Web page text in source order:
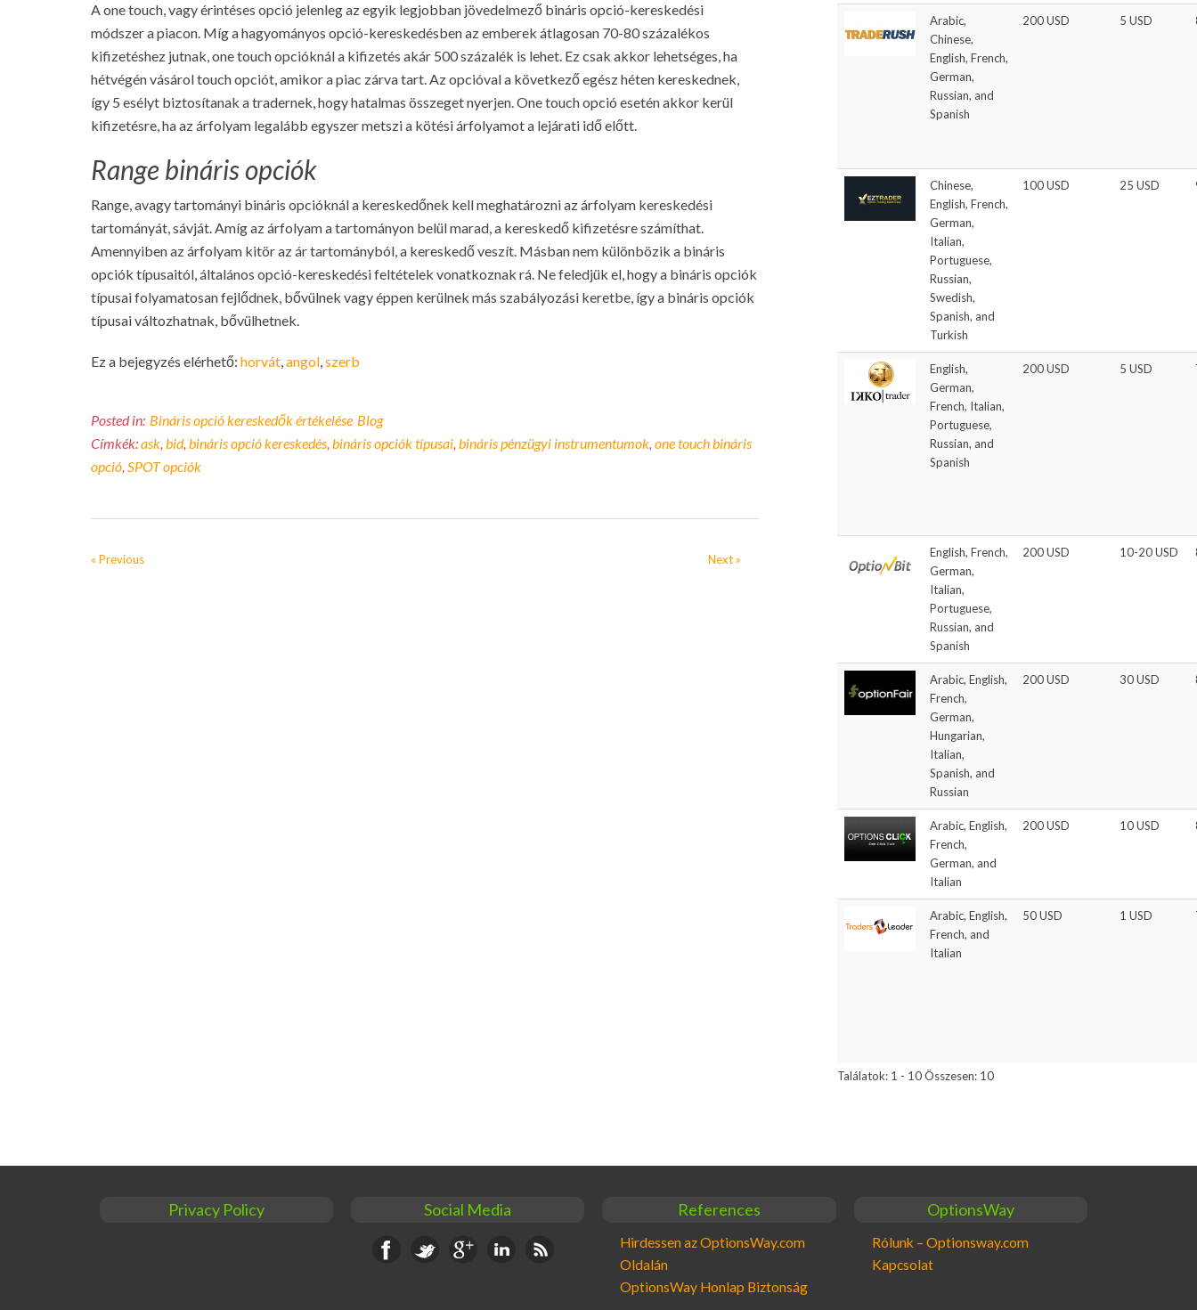
A one touch, vagy érintéses opció jelenleg az egyik legjobban jövedelmező bináris opció-kereskedési
módszer a piacon. Míg a hagyományos opció-kereskedésben az emberek átlagosan 70-80 százalékos
kifizetéshez jutnak, one touch opcióknál a kifizetés akár 500 százalék is lehet. Ez csak akkor lehetséges, ha
hétvégén vásárol touch opciót, amikor a piac zárva tart. Az opcióval a következő egész héten kereskednek,
így 5 esélyt biztosítanak a tradernek, hogy hatalmas összeget nyerjen. One touch opció esetén akkor kerül
kifizetésre, ha az árfolyam legalább egyszer metszi a kötési árfolyamot a lejárati idő előtt.
Range bináris opciók
Range, avagy tartományi bináris opcióknál a kereskedőnek kell meghatározni az árfolyam kereskedési
tartományát, sávját. Amíg az árfolyam a tartományon belül marad, a kereskedő kifizetésre számíthat.
Amennyiben az árfolyam kitör az ár tartományból, a kereskedő veszít. Másban nem különbözik a bináris
opciók típusaitól, általános opció-kereskedési feltételek vonatkoznak rá. Ne feledjük el, hogy a bináris opciók
típusai folyamatosan fejlődnek, bővülnek vagy éppen kerülnek más szabályozási keretbe, így a bináris opciók
típusai változhatnak, bővülhetnek.
Ez a bejegyzés elérhető: horvát angol szerb
Posted in: Bináris opció kereskedők értékelése Blog
Címkék:ask, bid, bináris opció kereskedés, bináris opciók típusai, bináris pénzügyi instrumentumok, one touch bináris
opció, SPOT opciók
« Previous Next »
Arabic,
Chinese,
English, French,
German,
Russian, and
Spanish
200 USD 5 USD
Chinese,
English, French,
German,
Italian,
Portuguese,
Russian,
Swedish,
Spanish, and
Turkish
100 USD 25 USD
English,
German,
French, Italian,
Portuguese,
Russian, and
Spanish
200 USD 5 USD
English, French,
German,
Italian,
Portuguese,
Russian, and
Spanish
200 USD 10-20 USD
Arabic, English,
French,
German,
Hungarian,
Italian,
Spanish, and
Russian
200 USD 30 USD
Arabic, English,
French,
German, and
Italian
200 USD 10 USD
Arabic, English,
French, and
Italian
50 USD 1 USD
Találatok: 1 - 10 Összesen: 10
Privacy Policy Social Media
FacebookTwitter Google+LinkedinRSS
References
Hirdessen az OptionsWay.com
Oldalán
OptionsWay Honlap Biztonság
OptionsWay
Rólunk – Optionsway.com
Kapcsolat